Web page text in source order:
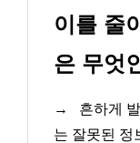
이를 줄
은 무엇
→
흔하게
는 잘못된 정